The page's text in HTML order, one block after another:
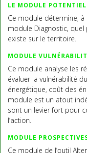
LE MODULE
Ce module détermine,
module Diagnostic,
existe sur le territoire.
MODULE
Ce module analyse les
évaluer la vulnérabilité
énergétique, coût des
module est un atout
sont un levier fort pour
l’action.
MODULE
Ce module de l’outil